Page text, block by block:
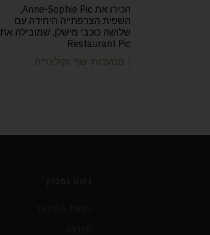
הכירו את Anne-Sophie Pic,
השפית הצרפתייה היחידה עם
שלושה כוכבי מישלן, שמובילה את
Restaurant Pic
| מסעדות שף וקולינריה